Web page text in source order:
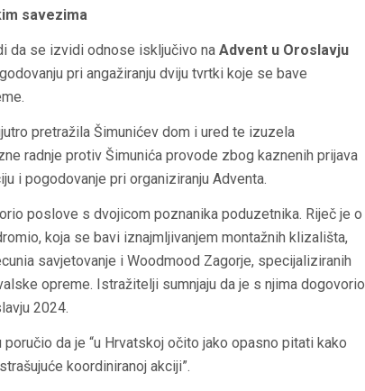
savezima
da se izvidi odnose isključivo na Advent u Oroslavju
pri angažiranju dviju tvrtki koje se bave
pretražila Šimunićev dom i ured te izuzela
radnje protiv Šimunića provode zbog kaznenih prijava
i pogodovanje pri organiziranju Adventa.
poslove s dvojicom poznanika poduzetnika. Riječ je o
koja se bavi iznajmljivanjem montažnih klizališta,
savjetovanje i Woodmood Zagorje, specijaliziranih
opreme. Istražitelji sumnjaju da je s njima dogovorio
2024.
da je “u Hrvatskoj očito jako opasno pitati kako
koordiniranoj akciji”.